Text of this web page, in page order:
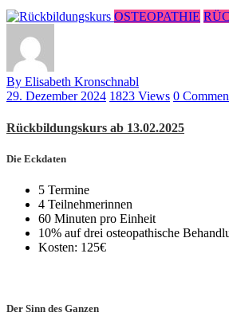
OSTEOPATHIE
By Elisabeth Kronschnabl
29. Dezember 2024 1823 Views 0
Rückbildungskurs ab 13.02.2025
Die Eckdaten
5 Termine
4 Teilnehmerinnen
60 Minuten pro Einheit
10% auf drei osteopathische
Kosten: 125€
Der Sinn des Ganzen